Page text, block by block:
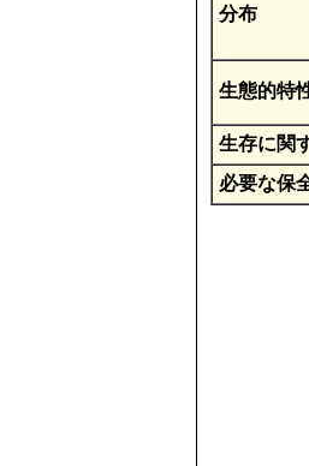
分布
生態的特
生存に関
必要な保